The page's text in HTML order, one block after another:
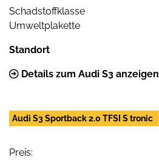
Schadstoffklasse
Umweltplakette
Standort
Details zum Audi S3 anzeigen
Audi S3 Sportback 2.0 TFSI S tronic
Preis: